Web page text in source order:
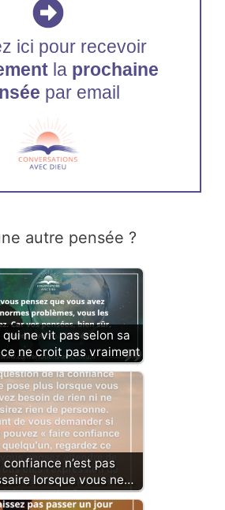
ici pour recevoir
la prochaine
par email
autre pensée ?
qui ne vit pas selon sa
ne croit pas vraiment
confiance n’est pas
lorsque vous ne…